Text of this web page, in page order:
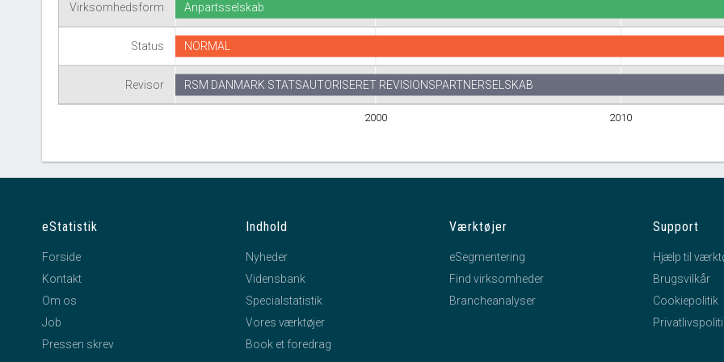
Virksomhedsform
Status
Revisor
2000 2010
Anpartsselskab
NORMAL
RSM DANMARK STATSAUTORISERET REVISIONSPARTNERSELSKAB
eStatistik
Forside
Kontakt
Om os
Job
Pressen skrev
Indhold
Nyheder
Vidensbank
Specialstatistik
Vores værktøjer
Book et foredrag
Værktøjer
eSegmentering
Find virksomheder
Brancheanalyser
Support
Hjælp til
Brugsvilkår
Cookiepolitik